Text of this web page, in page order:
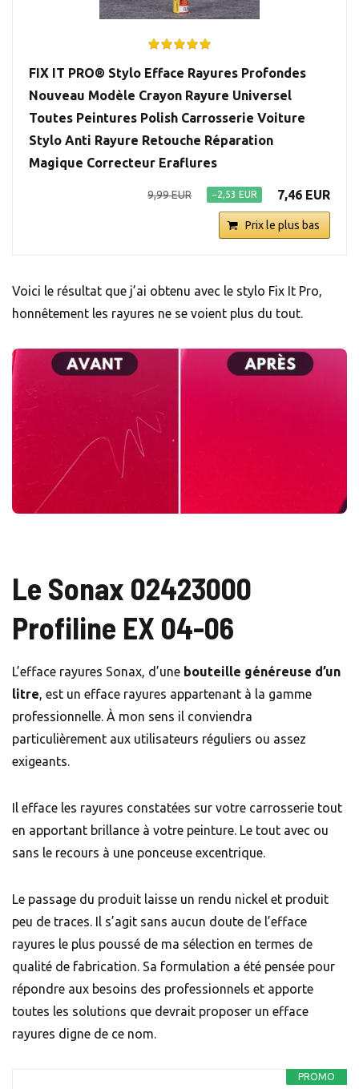
FIX IT PRO® Stylo Efface Rayures Profondes
Nouveau Modèle Crayon Rayure Universel
Toutes Peintures Polish Carrosserie Voiture
Stylo Anti Rayure Retouche Réparation
Magique Correcteur Eraflures
9,99 EUR −2,53 EUR 7,46 EUR
Prix le plus bas
Voici le résultat que j’ai obtenu avec le stylo Fix It Pro,
honnêtement les rayures ne se voient plus du tout.
Le Sonax 02423000
Profiline EX 04-06
L’efface rayures Sonax, d’une bouteille généreuse d’un
litre, est un efface rayures appartenant à la gamme
professionnelle. À mon sens il conviendra
particulièrement aux utilisateurs réguliers ou assez
exigeants.
Il efface les rayures constatées sur votre carrosserie tout
en apportant brillance à votre peinture. Le tout avec ou
sans le recours à une ponceuse excentrique.
Le passage du produit laisse un rendu nickel et produit
peu de traces. Il s’agit sans aucun doute de l’efface
rayures le plus poussé de ma sélection en termes de
qualité de fabrication. Sa formulation a été pensée pour
répondre aux besoins des professionnels et apporte
toutes les solutions que devrait proposer un efface
rayures digne de ce nom.
PROMO